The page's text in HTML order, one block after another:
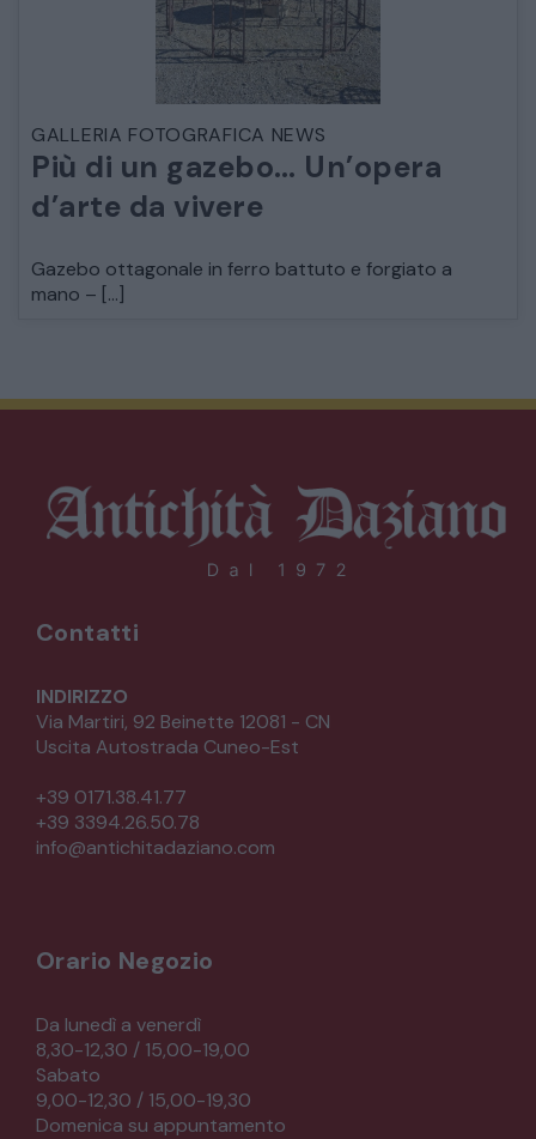
VEICOLI D’EPOCA
GALLERIA FOTOGRAFICA NEWS
Più di un gazebo… Un’opera
d’arte da vivere
Gazebo ottagonale in ferro battuto e forgiato a
mano – […]
Contatti
INDIRIZZO
Via Martiri, 92 Beinette 12081 - CN
Uscita Autostrada Cuneo-Est
+39 0171.38.41.77
+39 3394.26.50.78
info@antichitadaziano.com
Orario Negozio
Da lunedì a venerdì
8,30-12,30 / 15,00-19,00
Sabato
9,00-12,30 / 15,00-19,30
Domenica su appuntamento